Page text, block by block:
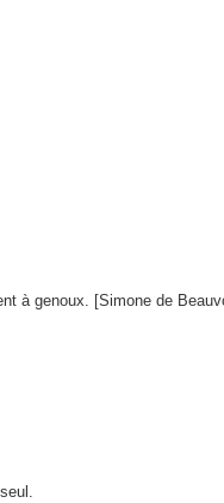
à genoux. [Simone de